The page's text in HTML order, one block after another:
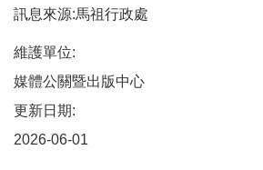
訊息來源:馬祖行政處
維護單位:
媒體公關暨出版中心
更新日期:
2026-06-01